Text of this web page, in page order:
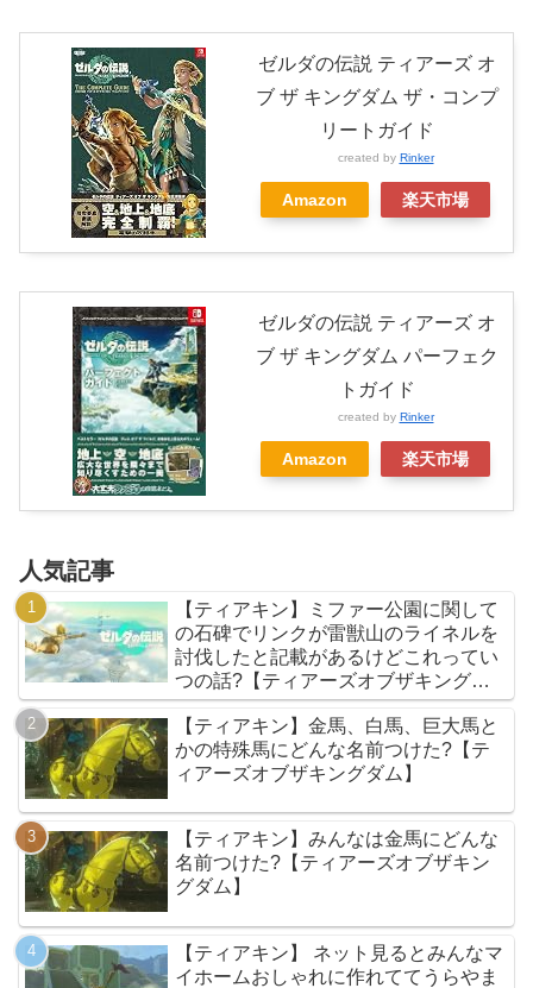
ゼルダの伝説 ティアーズ オ
ブ ザ キングダム ザ・コンプ
リートガイド
created by Rinker
Amazon 楽天市場
ゼルダの伝説 ティアーズ オ
ブ ザ キングダム パーフェク
トガイド
created by Rinker
Amazon 楽天市場
人気記事
【ティアキン】ミファー公園に関して
の石碑でリンクが雷獣山のライネルを
討伐したと記載があるけどこれってい
つの話?【ティアーズオブザキングダ
ム】
【ティアキン】金馬、白馬、巨大馬と
かの特殊馬にどんな名前つけた?【テ
ィアーズオブザキングダム】
【ティアキン】みんなは金馬にどんな
名前つけた?【ティアーズオブザキン
グダム】
【ティアキン】 ネット見るとみんなマ
イホームおしゃれに作れててうらやま